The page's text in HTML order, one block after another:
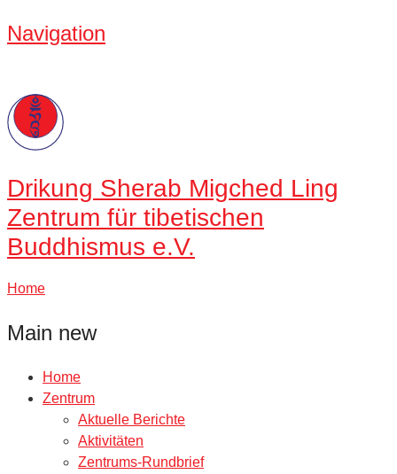
Navigation
Drikung Sherab Migched Ling
Zentrum für tibetischen
Buddhismus e.V.
Home
Main new
Home
Zentrum
Aktuelle Berichte
Aktivitäten
Zentrums-Rundbrief